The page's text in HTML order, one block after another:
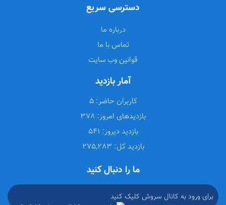
دسترسی سریع
درباره ما
تماس با ما
قوانین وب سایت
آمار بازدید
کاربران حاضر: 5
بازدیدهای امروز:
بازدید دیروز:
بازدید کل:
ما را دنبال کنید
برای ورود به کانال سروش کلیک کنید